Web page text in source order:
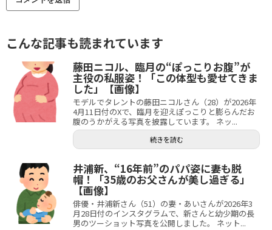
こんな記事も読まれています
藤田ニコル、臨月の“ぽっこりお腹”が
主役の私服姿！「この体型も愛せてきま
した」【画像】
モデルでタレントの藤田ニコルさん（28）が2026年
4月11日付のXで、臨月を迎えぽっこりと膨らんだお
腹のうかがえる写真を披露しています。 ネッ...
続きを読む
井浦新、“16年前”のパパ姿に妻も脱
帽！「35歳のお父さんが美し過ぎる」
【画像】
俳優・井浦新さん（51）の妻・あいさんが2026年3
月28日付のインスタグラムで、新さんと幼少期の長
男のツーショット写真を公開しました。 ネット...